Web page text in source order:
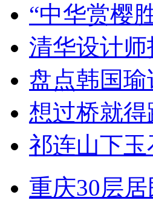
“中华赏樱
清华设计
盘点韩国
想过桥就
祁连山下
重庆30层